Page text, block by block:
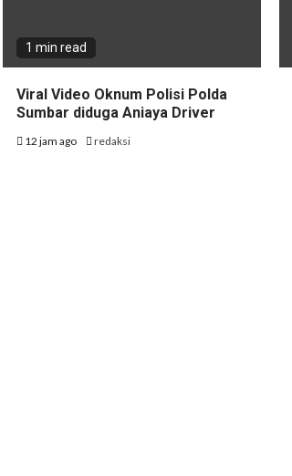
1 min read
Viral Video Oknum Polisi Polda
Sumbar diduga Aniaya Driver
12 jam ago redaksi